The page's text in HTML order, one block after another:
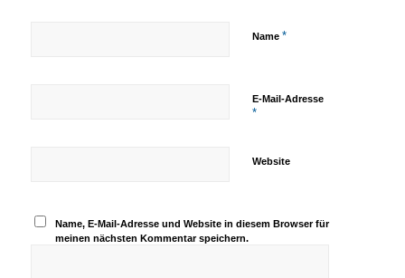
Name *
E-Mail-Adresse
*
Website
Name, E-Mail-Adresse und Website in diesem Browser für
meinen nächsten Kommentar speichern.